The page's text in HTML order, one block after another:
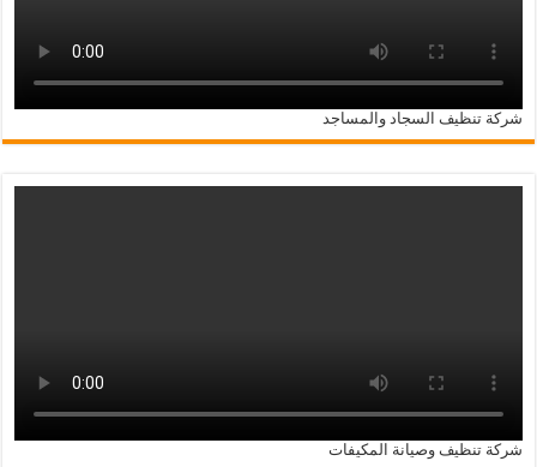
شركة تنظيف السجاد والمساجد
شركة تنظيف وصيانة المكيفات